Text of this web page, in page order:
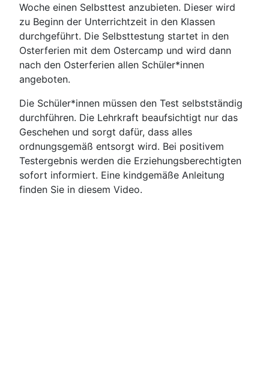
Woche einen Selbsttest anzubieten. Dieser wird
zu Beginn der Unterrichtzeit in den Klassen
durchgeführt. Die Selbsttestung startet in den
Osterferien mit dem Ostercamp und wird dann
nach den Osterferien allen Schüler*innen
angeboten.
Die Schüler*innen müssen den Test selbstständig
durchführen. Die Lehrkraft beaufsichtigt nur das
Geschehen und sorgt dafür, dass alles
ordnungsgemäß entsorgt wird. Bei positivem
Testergebnis werden die Erziehungsberechtigten
sofort informiert. Eine kindgemäße Anleitung
finden Sie in diesem Video.